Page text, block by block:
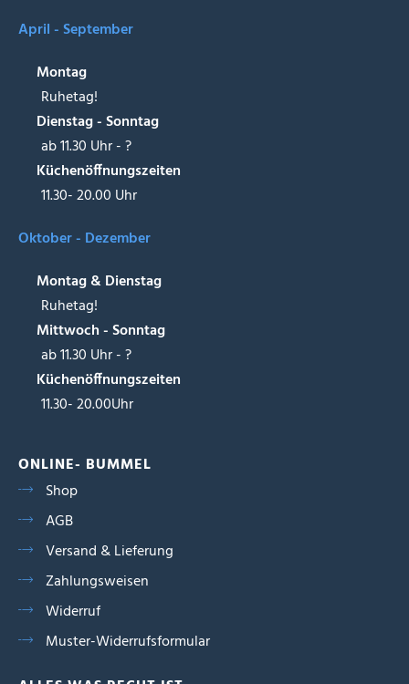
April - September
Montag
Ruhetag!
Dienstag - Sonntag
ab 11.30 Uhr - ?
Küchenöffnungszeiten
11.30- 20.00 Uhr
Oktober - Dezember
Montag & Dienstag
Ruhetag!
Mittwoch - Sonntag
ab 11.30 Uhr - ?
Küchenöffnungszeiten
11.30- 20.00Uhr
ONLINE- BUMMEL
Shop
AGB
Versand & Lieferung
Zahlungsweisen
Widerruf
Muster-Widerrufsformular